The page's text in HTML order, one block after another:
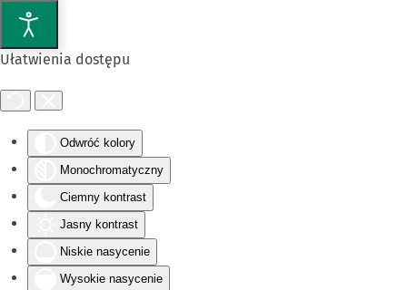
Ułatwienia dostępu
Odwróć kolory
Monochromatyczny
Ciemny kontrast
Jasny kontrast
Niskie nasycenie
Wysokie nasycenie
Przejdź do głównej treści